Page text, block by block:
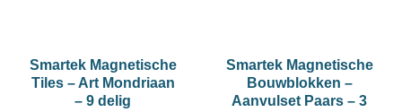
Smartek Magnetische
Tiles – Art Mondriaan
– 9 delig
Smartek Magnetische
Bouwblokken –
Aanvulset Paars – 3